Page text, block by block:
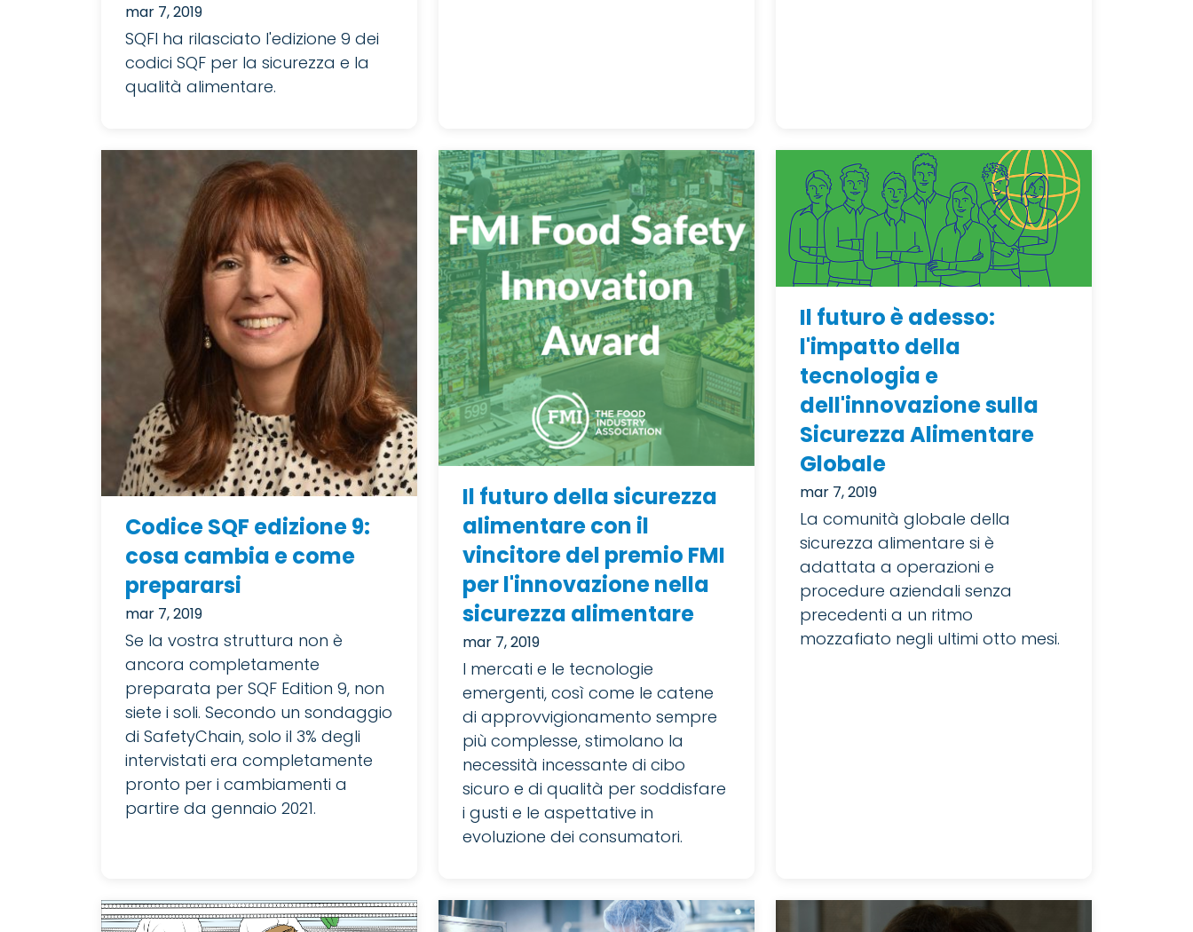
mar 7, 2019
SQFI ha rilasciato l'edizione 9 dei
codici SQF per la sicurezza e la
qualità alimentare.
Codice SQF edizione 9:
cosa cambia e come
prepararsi
mar 7, 2019
Se la vostra struttura non è
ancora completamente
preparata per SQF Edition 9, non
siete i soli. Secondo un sondaggio
di SafetyChain, solo il 3% degli
intervistati era completamente
pronto per i cambiamenti a
partire da gennaio 2021.
Il futuro della sicurezza
alimentare con il
vincitore del premio FMI
per l'innovazione nella
sicurezza alimentare
mar 7, 2019
I mercati e le tecnologie
emergenti, così come le catene
di approvvigionamento sempre
più complesse, stimolano la
necessità incessante di cibo
sicuro e di qualità per soddisfare
i gusti e le aspettative in
evoluzione dei consumatori.
Il futuro è adesso:
l'impatto della
tecnologia e
dell'innovazione sulla
Sicurezza Alimentare
Globale
mar 7, 2019
La comunità globale della
sicurezza alimentare si è
adattata a operazioni e
procedure aziendali senza
precedenti a un ritmo
mozzafiato negli ultimi otto mesi.